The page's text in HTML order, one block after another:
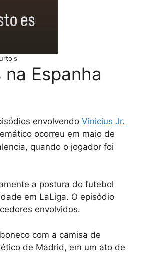
Espanha
envolvendo Vinicius Jr.
ocorreu em maio de
quando o jogador foi
a postura do futebol
em LaLiga. O episódio
envolvidos.
com a camisa de
de Madrid, em um ato de